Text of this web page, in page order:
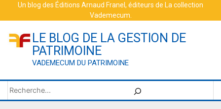
Un blog des Éditions Arnaud Franel , éditeurs de La collection
Vademecum
LE BLOG DE LA GESTION DE
PATRIMOINE
VADEMECUM DU PATRIMOINE
Rechercher